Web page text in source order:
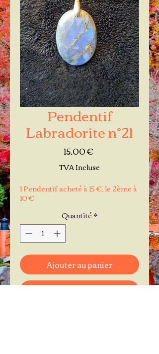
Pendentif
Labradorite n°21
15,00 €Prix
TVA Incluse
1 Pendentif acheté à 15 €, le 2ème à
10 €
Quantité*
Ajouter au panier